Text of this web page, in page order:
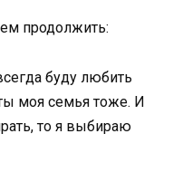
продолжить:
буду любить
моя семья тоже. И
то я выбираю